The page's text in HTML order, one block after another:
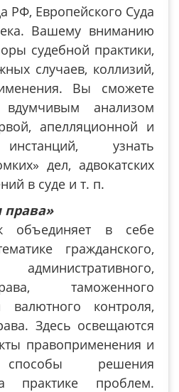
РФ, Европейского Суда
Вашему вниманию
судебной практики,
случаев, коллизий,
Вы сможете
анализом
апелляционной и
узнать
дел, адвокатских
в суде и т. п.
права»
объединяет в себе
гражданского,
таможенного
валютного контроля,
Здесь освещаются
правоприменения и
способы решения
практике проблем.